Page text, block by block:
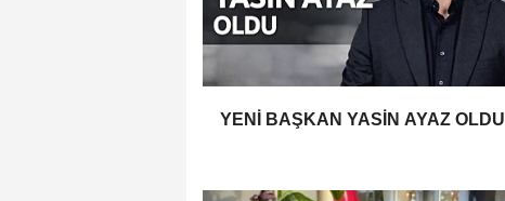
YENİ BAŞKAN YASİN AYAZ OLDU